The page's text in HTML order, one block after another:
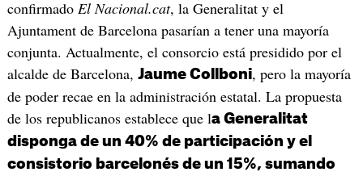
confirmado El Nacional.cat, la Generalitat y el
Ajuntament de Barcelona pasarían a tener una mayoría
conjunta. Actualmente, el consorcio está presidido por el
alcalde de Barcelona, Jaume Collboni, pero la mayoría
de poder recae en la administración estatal. La propuesta
de los republicanos establece que la Generalitat
disponga de un 40% de participación y el
consistorio barcelonés de un 15%, sumando